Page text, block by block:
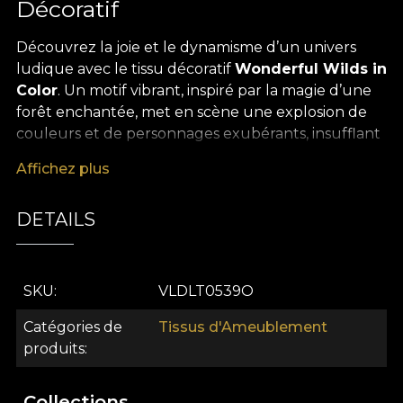
Décoratif
Découvrez la joie et le dynamisme d’un univers
ludique avec le tissu décoratif Wonderful Wilds in
Color. Un motif vibrant, inspiré par la magie d’une
forêt enchantée, met en scène une explosion de
couleurs et de personnages exubérants, insufflant
détail capture le charme innocent et l’énergie de
en un conte visuel fascinant.
pour une grande variété d’applications en
aménagement intérieur. Il se prête parfaitement à
la création de rideaux spectaculaires, nappes
joyeuses, couvre-lits, coussins décoratifs ou même
Affichez plus
DETAILS
SKU VLDLT0539O
Catégories de
produits
Tissus d'Ameublement